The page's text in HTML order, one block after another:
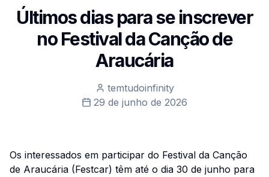
Últimos dias para se inscrever
no Festival da Canção de
Araucária
temtudoinfinity
29 de junho de 2026
Os interessados em participar do Festival da Canção
de Araucária (Festcar) têm até o dia 30 de junho para